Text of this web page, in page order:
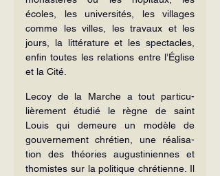
écoles, les universités, les villages
comme les villes, les travaux et les
jours, la litté­rature et les spectacles,
enfin toutes les relations entre l’Église
et la Cité.
Lecoy de la Marche a tout particu­
lièrement étudié le règne de saint
Louis qui demeure un modèle de
gouvernement chrétien, une réalisa­
tion des théories augustiniennes et
thomistes sur la politique chrétienne. Il